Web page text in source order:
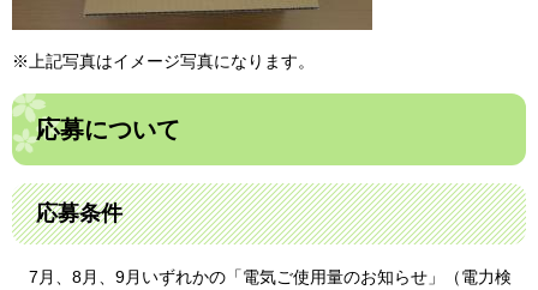
※上記写真はイメージ写真になります。
応募について
応募条件
7月、8月、9月いずれかの「電気ご使用量のお知らせ」（電力検